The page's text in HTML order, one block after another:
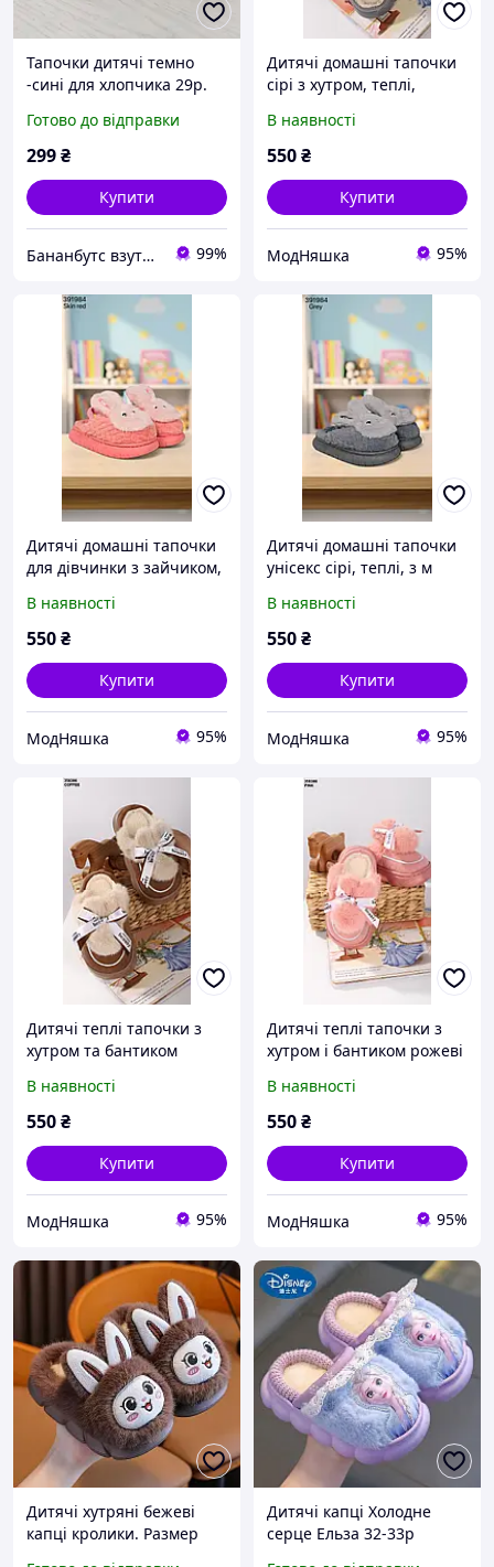
Тапочки дитячі темно
-сині для хлопчика 29р.
Готово до відправки
299₴
Купити
Бананбутс взуття сумки рюкзаки аксесуари 99%
Дитячі домашні тапочки
сірі з хутром, теплі,
В наявності
550₴
Купити
МодНяшка 95%
Дитячі домашні тапочки
для дівчинки з зайчиком,
29
В наявності
550₴
Купити
МодНяшка 95%
Дитячі домашні тапочки
унісекс сірі, теплі, з м
29
В наявності
550₴
Купити
МодНяшка 95%
Дитячі теплі тапочки з
хутром та бантиком
Coffee
В наявності
550₴
Купити
МодНяшка 95%
Дитячі теплі тапочки з
хутром і бантиком рожеві
В наявності
550₴
Купити
МодНяшка 95%
Дитячі хутряні бежеві
капці кролики. Размер
Дитячі капці Холодне
серце Ельза 32-33р